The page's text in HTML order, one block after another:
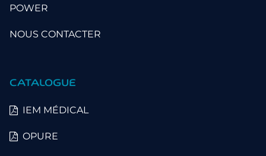
POWER
NOUS CONTACTER
CATALOGUE
IEM MÉDICAL
OPURE